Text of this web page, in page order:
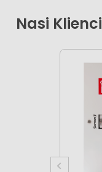
Nasi